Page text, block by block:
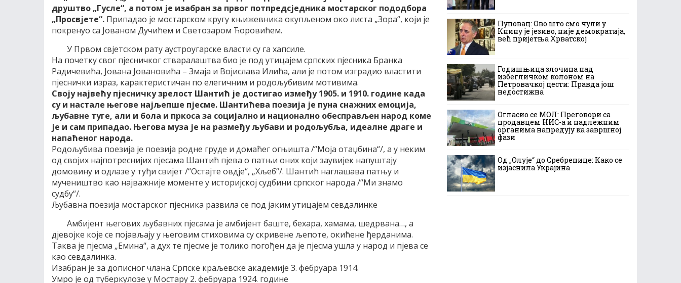
друштво „Гусле“, а потом је изабран за првог потпредсједника мостарског пододбора
„Просвјете“. Припадао је мостарском кругу књижевника окупљеном око листа „Зора“, који је
покренуо са Јованом Дучићем и Светозаром Ћоровићем.
У Првом свјетском рату аустроугарске власти су га хапсиле.
На почетку свог пјесничког стваралаштва био је под утицајем српских пјесника Бранка
Радичевића, Јована Јовановића – Змаја и Војислава Илића, али је потом изградио властити
пјеснички израз, карактеристичан по елегичним и родољубивим мотивима.
Своју највећу пјесничку зрелост Шантић је достигао између 1905. и 1910. године када
су и настале његове најљепше пјесме. Шантићева поезија је пуна снажних емоција,
љубавне туге, али и бола и пркоса за социјално и национално обесправљен народ коме
је и сам припадао. Његова муза је на размеђу љубави и родољубља, идеалне драге и
напаћеног народа.
Родољубива поезија је поезија родне груде и домаћег огњишта /“Моја отаџбина“/, а у неким
од својих најпотреснијих пјесама Шантић пјева о патњи оних који заувијек напуштају
домовину и одлазе у туђи свијет /“Остајте овдје“, „Хљеб“/. Шантић наглашава патњу и
мучеништво као најважније моменте у историјској судбини српског народа /“Ми знамо
судбу“/.
Љубавна поезија мостарског пјесника развила се под јаким утицајем севдалинке
Амбијент његових љубавних пјесама је амбијент баште, бехара, хамама, шедрвана…, а
дјевојке које се појављају у његовим стиховима су скривене љепоте, окићене ђерданима.
Таква је пјесма „Емина“, а дух те пјесме је толико погођен да је пјесма ушла у народ и пјева се
као севдалинка.
Изабран је за дописног члана Српске краљевске академије 3. фебруара 1914.
Умро је од туберкулозе у Мостару 2. фебруара 1924. године
Пуповац: Ово што смо чули у
Книну је језиво, није демократија,
већ пријетња Хрватској
Годишњица злочина над
избегличком колоном на
Петровачкој цести: Правда још
недостижна
Огласио се МОЛ: Преговори са
продавцем НИС-а и надлежним
органима напредују ка завршној
фази
Од „Олује“ до Сребренице: Како се
изјаснила Украјина